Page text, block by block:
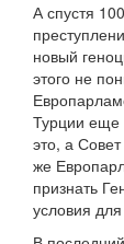
А спустя
новый
этого не
Турции еще
это, а
же
признать
условия